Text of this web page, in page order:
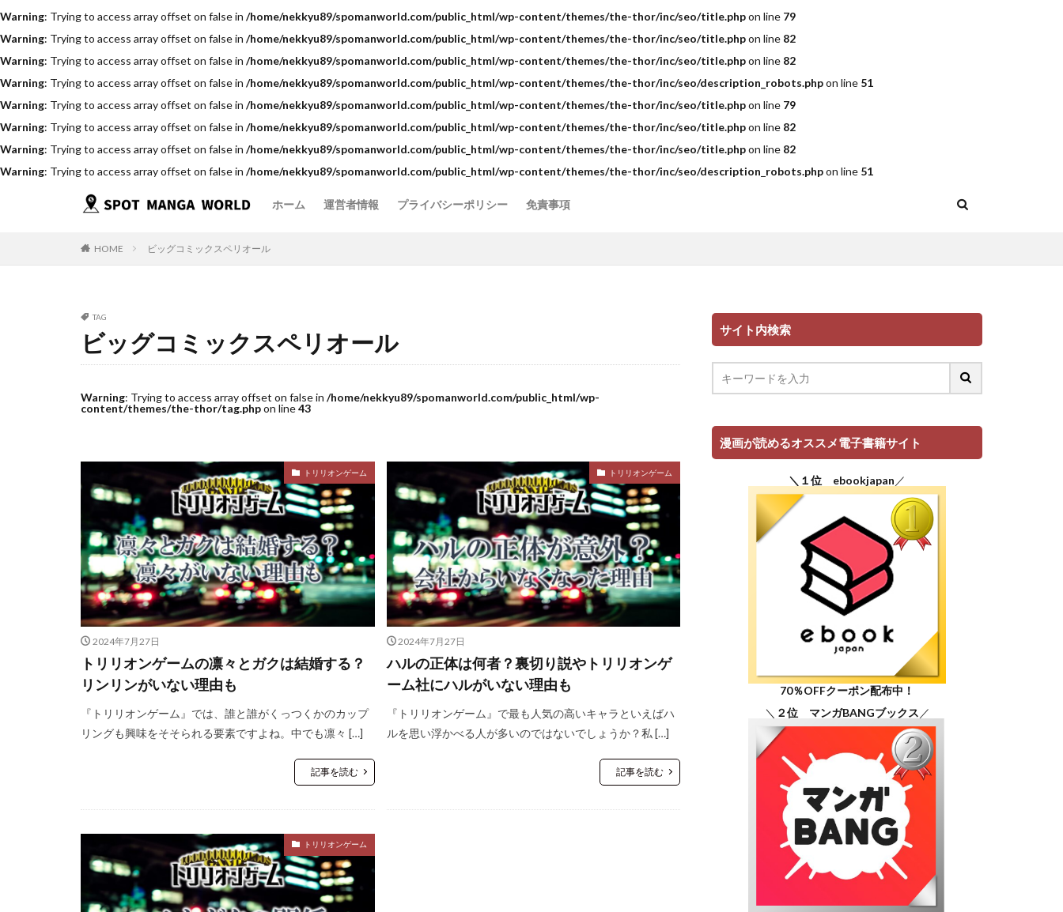
Warning: Trying to access array offset on false in /home/nekkyu89/spomanworld.com/public_html/wp-content/themes/the-thor/inc/seo/title.phpon line 79
Warning: Trying to access array offset on false in /home/nekkyu89/spomanworld.com/public_html/wp-content/themes/the-thor/inc/seo/title.phpon line 82
Warning: Trying to access array offset on false in /home/nekkyu89/spomanworld.com/public_html/wp-content/themes/the-thor/inc/seo/title.phpon line 82
Warning: Trying to access array offset on false in /home/nekkyu89/spomanworld.com/public_html/wp-content/themes/the-thor/inc/seo/description_robots.phpon line 51
Warning: Trying to access array offset on false in /home/nekkyu89/spomanworld.com/public_html/wp-content/themes/the-thor/inc/seo/title.phpon line 79
Warning: Trying to access array offset on false in /home/nekkyu89/spomanworld.com/public_html/wp-content/themes/the-thor/inc/seo/title.phpon line 82
Warning: Trying to access array offset on false in /home/nekkyu89/spomanworld.com/public_html/wp-content/themes/the-thor/inc/seo/title.phpon line 82
Warning: Trying to access array offset on false in /home/nekkyu89/spomanworld.com/public_html/wp-content/themes/the-thor/inc/seo/description_robots.phpon line 51
ホーム 運営者情報 プライバシーポリシー 免責事項
HOME ビッグコミックスペリオール
TAG
ビッグコミックスペリオール
Warning: Trying to access array offset on false in /home/nekkyu89/spomanworld.com/public_html/wp-
content/themes/the-thor/tag.phpon line43
トリリオンゲーム
2024年7月27日
トリリオンゲームの凛々とガクは結婚する？
リンリンがいない理由も
『トリリオンゲーム』では、誰と誰がくっつくかのカップ
リングも興味をそそられる要素ですよね。中でも凛々 […]
記事を読む
トリリオンゲーム
2024年7月27日
ハルの正体は何者？裏切り説やトリリオンゲ
ーム社にハルがいない理由も
『トリリオンゲーム』で最も人気の高いキャラといえばハ
ルを思い浮かべる人が多いのではないでしょうか？私 […]
記事を読む
トリリオンゲーム
サイト内検索
漫画が読めるオススメ電子書籍サイト
＼１位 ebookjapan ／
70％OFFクーポン配布中！
＼ ２位 マンガBANGブックス ／